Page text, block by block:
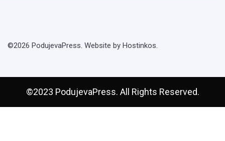
©2026 PodujevaPress. Website by Hostinkos.
©2023 PodujevaPress. All Rights Reserved.